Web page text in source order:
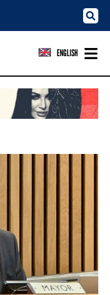
ENGLISH